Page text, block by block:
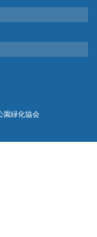
園緑化協会